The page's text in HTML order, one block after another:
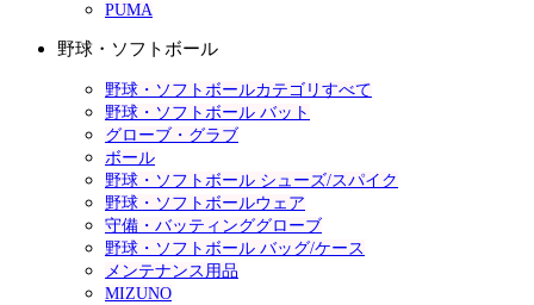
PUMA
野球・ソフトボール
野球・ソフトボールカテゴリすべて
野球・ソフトボール バット
グローブ・グラブ
ボール
野球・ソフトボール シューズ/スパイク
野球・ソフトボールウェア
守備・バッティンググローブ
野球・ソフトボール バッグ/ケース
メンテナンス用品
MIZUNO